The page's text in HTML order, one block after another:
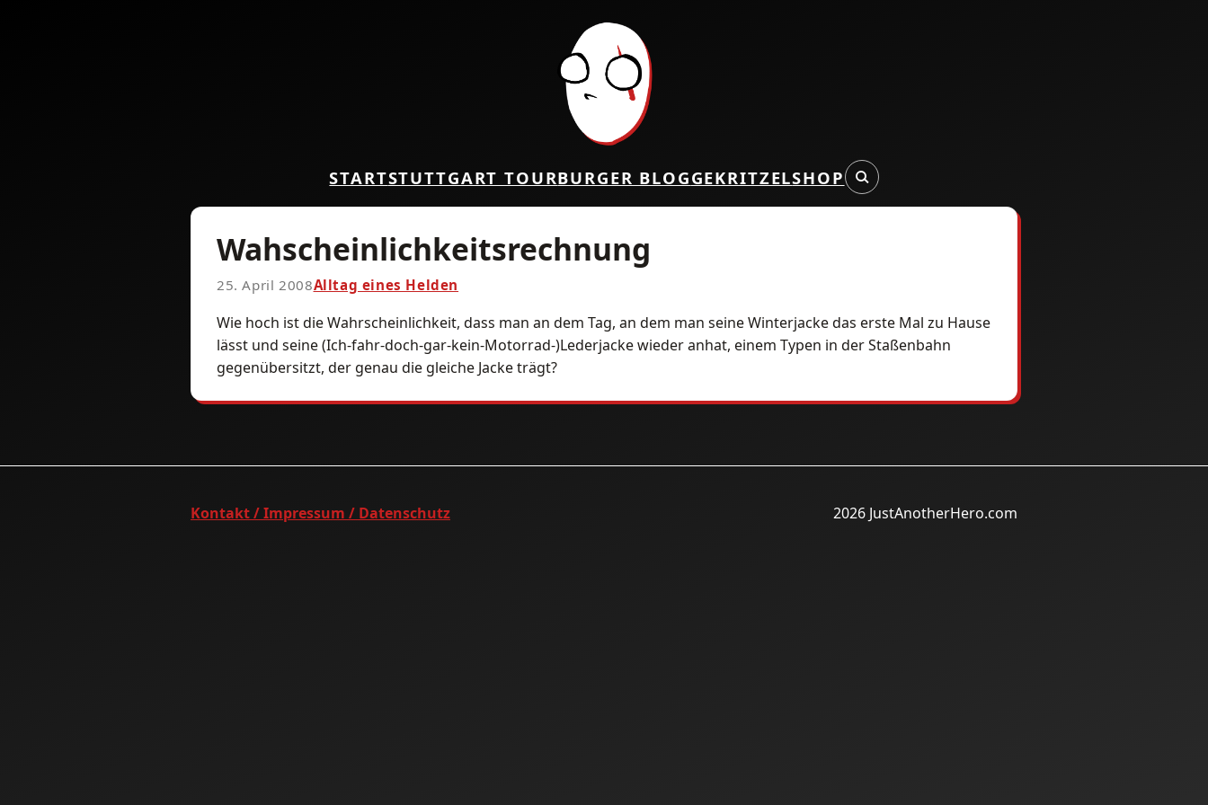
STARTSTUTTGART TOURBURGER BLOGGEKRITZELSHOP
Wahscheinlichkeitsrechnung
25. April 2008Alltag eines Helden
Wie hoch ist die Wahrscheinlichkeit, dass man an dem Tag, an dem man seine Winterjacke das erste Mal zu Hause
lässt und seine (Ich-fahr-doch-gar-kein-Motorrad-)Lederjacke wieder anhat, einem Typen in der Staßenbahn
gegenübersitzt, der genau die gleiche Jacke trägt?
Kontakt / Impressum / Datenschutz 2026 JustAnotherHero.com